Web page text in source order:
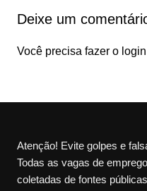
Deixe um
Você precisa fazer o login
Atenção! Evite golpes e
Todas as vagas de
coletadas de fontes